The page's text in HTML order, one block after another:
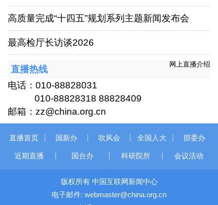
高质量完成“十四五”规划系列主题新闻发布会
最高检厅长访谈2026
网上直播介绍
直播热线
电话：010-88828031
010-88828318 88828409
邮箱：zz@china.org.cn
直播首页 国新办 吹风会 全国人大 部委办
近期直播 国台办 科研院所 会议活动
版权所有 中国互联网新闻中心
电子邮件: webmaster@china.org.cn